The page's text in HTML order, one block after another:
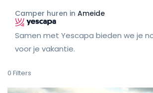
Camper huren in Ameide
Samen met Yescapa bieden we je
voor je vakantie.
0 Filters